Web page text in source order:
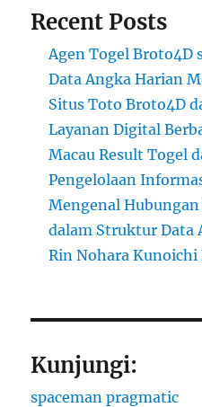
Recent Posts
Agen Togel Broto4D
Data Angka Harian
Situs Toto Broto4D
Layanan Digital
Macau Result Togel
Pengelolaan
Mengenal
dalam Struktur Data
Rin Nohara
Kunjungi:
spaceman pragmatic